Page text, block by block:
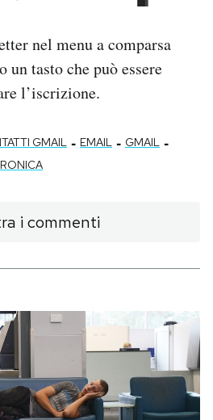
nel menu a comparsa
un tasto che può essere
l’iscrizione.
GMAIL - EMAIL - GMAIL -
i commenti